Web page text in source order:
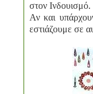
στον Ινδουισμό.
Αν και
εστιάζουμε σε